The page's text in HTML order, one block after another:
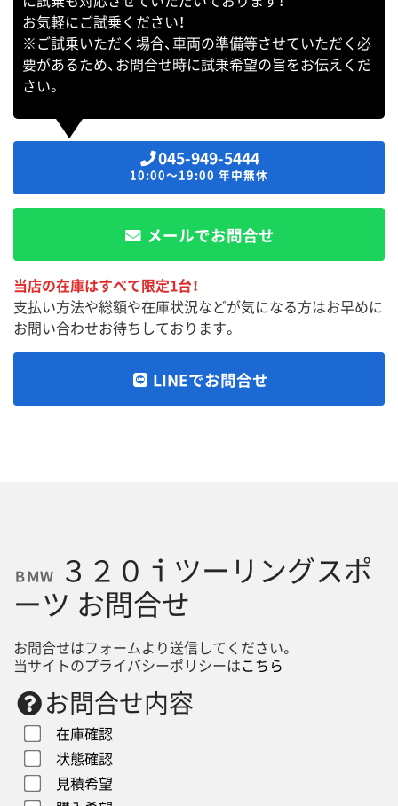
お気軽にご試乗ください！
※ご試乗いただく場合、車両の準備等させていただく必
要があるため、お問合せ時に試乗希望の旨をお伝えくだ
さい。
045-949-5444
10:00～19:00 年中無休
メールでお問合せ
当店の在庫はすべて限定1台！
支払い方法や総額や在庫状況などが気になる方はお早めに
お問い合わせお待ちしております。
LINEでお問合せ
ＢＭＷ
３２０ｉツーリングスポ
ーツ お問合せ
お問合せはフォームより送信してください。
当サイトのプライバシーポリシーはこちら
お問合せ内容
在庫確認
状態確認
見積希望